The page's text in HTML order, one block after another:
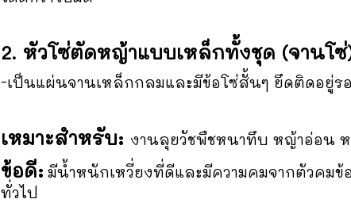
2. หัวโซ่ตัดหญ้าแบบเหล็กทั้งชุด (จานโซ่
-เป็นแผ่นจานเหล็กกลมและมีข้อโซ่สั้นๆ ยึดติดอยู่ร
เหมาะสำหรับ: งานลุยวัชพืชหนาทึบ หญ้าอ่อน
ข้อดี: มีน้ำหนักเหวี่ยงที่ดีและมีความคมจากตัวคมข้
ทั่วไป